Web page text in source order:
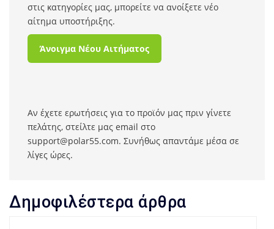
στις κατηγορίες μας, μπορείτε να ανοίξετε νέο
αίτημα υποστήριξης.
Άνοιγμα Νέου Αιτήματος
Αν έχετε ερωτήσεις για το προϊόν μας πριν γίνετε
πελάτης, στείλτε μας email στο
support@polar55.com. Συνήθως απαντάμε μέσα σε
λίγες ώρες.
Δημοφιλέστερα άρθρα